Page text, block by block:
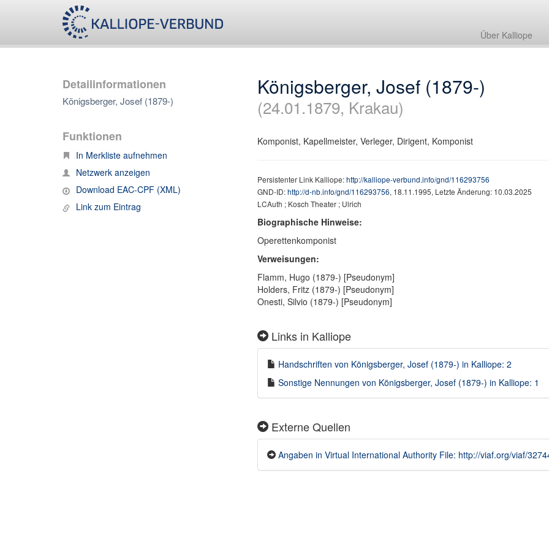
Über Kalliope
Detailinformationen
Königsberger, Josef (1879-)
Funktionen
In Merkliste aufnehmen
Netzwerk anzeigen
Download EAC-CPF (XML)
Link zum Eintrag
Königsberger, Josef (1879-)
(24.01.1879, Krakau)
Komponist, Kapellmeister, Verleger, Dirigent, Komponist
Persistenter Link Kalliope:http://kalliope-verbund.info/gnd/116293756
GND-ID:http://d-nb.info/gnd/116293756, 18.11.1995, Letzte Änderung: 10.03.2025
LCAuth ; Kosch Theater ; Ulrich
Biographische Hinweise:
Operettenkomponist
Verweisungen:
Flamm, Hugo (1879-) [Pseudonym]
Holders, Fritz (1879-) [Pseudonym]
Onesti, Silvio (1879-) [Pseudonym]
Links in Kalliope
Handschriften von Königsberger, Josef (1879-) in Kalliope: 2
Sonstige Nennungen von Königsberger, Josef (1879-) in Kalliope: 1
Externe Quellen
Angaben in Virtual International Authority File: http://viaf.org/viaf/